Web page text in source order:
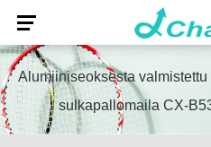
Alumiiniseoksesta
sulkapallomaila CX-